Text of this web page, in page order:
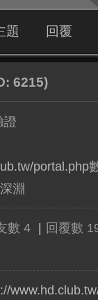
題 回覆
6215)
證
portal.php
淵
數 4 回覆數